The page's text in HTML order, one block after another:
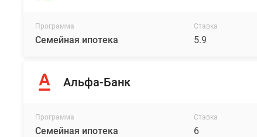
Программа
Семейная ипотека
Ставка
5.9
Альфа-Банк
Программа
Семейная ипотека
Ставка
6